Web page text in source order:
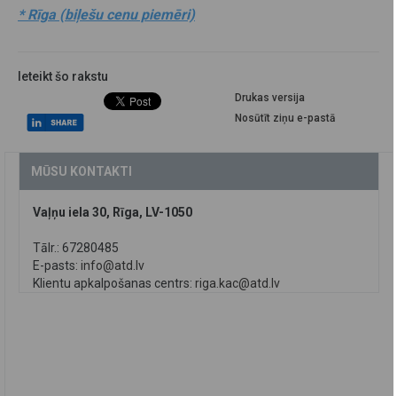
* Rīga (biļešu cenu piemēri)
Ieteikt šo rakstu
Drukas versija
Nosūtīt ziņu e-pastā
MŪSU KONTAKTI
Vaļņu iela 30, Rīga, LV-1050
Tālr.: 67280485
E-pasts: info@atd.lv
Klientu apkalpošanas centrs: riga.kac@atd.lv